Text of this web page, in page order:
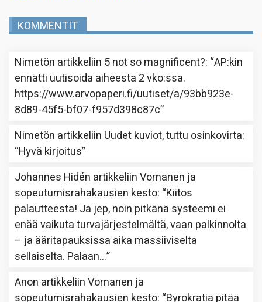
KOMMENTIT
Nimetön artikkeliin 5 not so magnificent?: “AP:kin
ennätti uutisoida aiheesta 2 vko:ssa.
https://www.arvopaperi.fi/uutiset/a/93bb923e-
8d89-45f5-bf07-f957d398c87c”
Nimetön artikkeliin Uudet kuviot, tuttu osinkovirta:
“Hyvä kirjoitus”
Johannes Hidén artikkeliinVornanen ja
sopeutumisrahakausien kesto: “Kiitos
palautteesta! Ja jep, noin pitkänä systeemi ei
enää vaikuta turvajärjestelmältä, vaan palkinnolta
– ja ääritapauksissa aika massiiviselta
sellaiselta. Palaan…”
Anon artikkeliinVornanen ja
sopeutumisrahakausien kesto: “Byrokratia pitää